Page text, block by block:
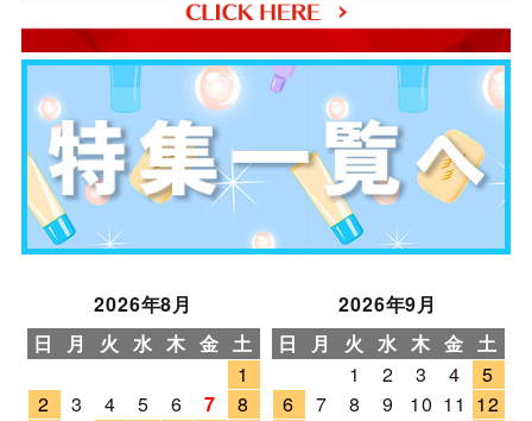
2026年8月
日
月 火 水 木 金 土
1
2
3 4 5 6 7
8
2026年9月
日
月 火 水 木 金 土
1
2 3 4
5
6
7 8 9 10 11 12